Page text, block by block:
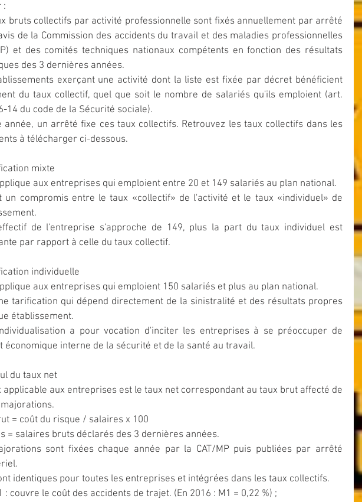
:
bruts collectifs par activité professionnelle sont fixés annuellement par arrêté
de la Commission des accidents du travail et des maladies professionnelles
et des comités techniques nationaux compétents en fonction des résultats
des 3 dernières années.
exerçant une activité dont la liste est fixée par décret bénéficient
du taux collectif, quel que soit le nombre de salariés qu'ils emploient (art.
14 du code de la Sécurité sociale).
année, un arrêté fixe ces taux collectifs. Retrouvez les taux collectifs dans les
à télécharger ci-dessous.
mixte
aux entreprises qui emploient entre 20 et 149 salariés au plan national.
un compromis entre le taux «collectif» de l'activité et le taux «individuel» de
de l'entreprise s'approche de 149, plus la part du taux individuel est
par rapport à celle du taux collectif.
individuelle
aux entreprises qui emploient 150 salariés et plus au plan national.
tarification qui dépend directement de la sinistralité et des résultats propres
établissement.
a pour vocation d'inciter les entreprises à se préoccuper de
économique interne de la sécurité et de la santé au travail.
du taux net
applicable aux entreprises est le taux net correspondant au taux brut affecté de
= coût du risque / salaires x 100
= salaires bruts déclarés des 3 dernières années.
sont fixées chaque année par la CAT/MP puis publiées par arrêté
identiques pour toutes les entreprises et intégrées dans les taux collectifs.
: couvre le coût des accidents de trajet. (En 2016 : M1 = 0,22 %) ;